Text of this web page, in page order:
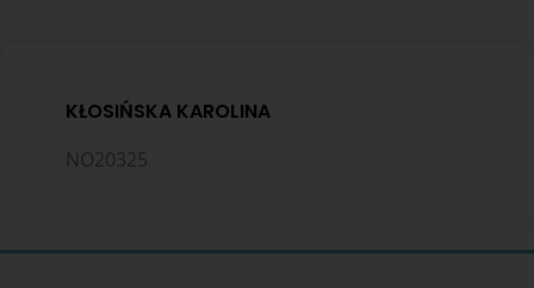
KŁOSIŃSKA KAROLINA
NO20325